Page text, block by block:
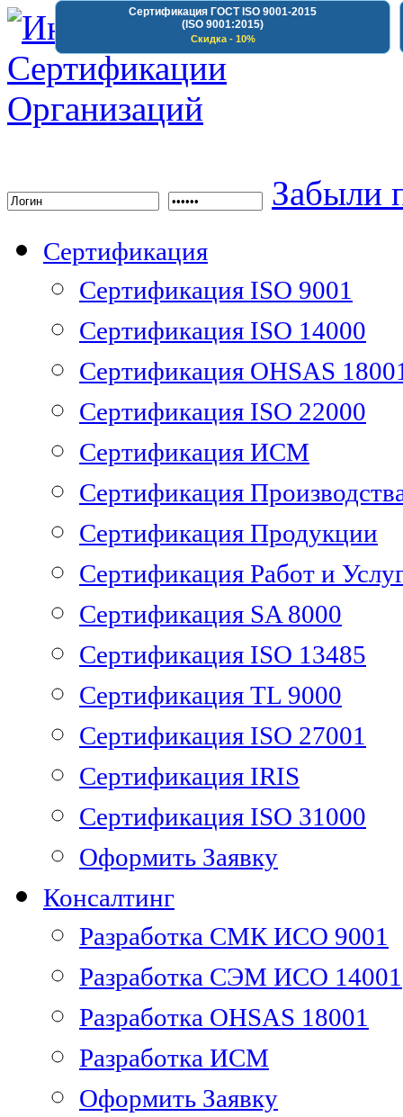
Сертификация ГОСТ ISO 9001-2015
(ISO 9001:2015)
Скидка - 10%
Забыли
Сертификация
Сертификация ISO 9001
Сертификация ISO 14000
Сертификация OHSAS
Сертификация ISO 22000
Сертификация ИСМ
Сертификация
Сертификация Продукции
Сертификация Работ и
Сертификация SA 8000
Сертификация ISO 13485
Сертификация TL 9000
Сертификация ISO 27001
Сертификация IRIS
Сертификация ISO 31000
Оформить Заявку
Консалтинг
Разработка СМК ИСО 9001
Разработка СЭМ ИСО 14001
Разработка OHSAS 18001
Разработка ИСМ
Оформить Заявку